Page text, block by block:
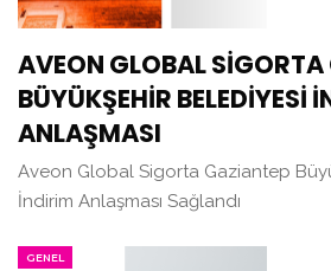
AVEON GLOBAL
BÜYÜKŞEHİR BELEDİYESİ
ANLAŞMASI
Aveon Global Sigorta Gaziantep
İndirim Anlaşması Sağlandı
GENEL